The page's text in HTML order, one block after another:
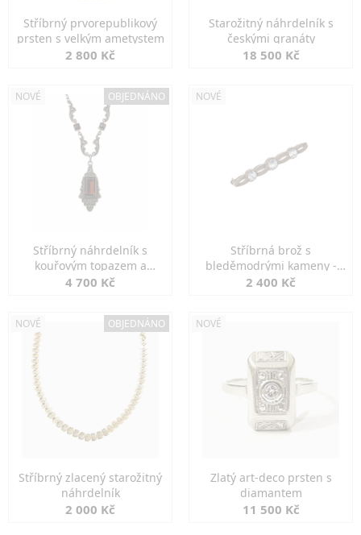
Stříbrný prvorepublikový
prsten s velkým ametystem
2 800 Kč
Starožitný náhrdelník s
českými granáty
18 500 Kč
NOVÉ OBJEDNÁNO
Stříbrný náhrdelník s
kouřovým topazem a
markazity
4 700 Kč
NOVÉ
Stříbrná brož s
bleděmodrými kameny -
jemná elegance
2 400 Kč
NOVÉ OBJEDNÁNO
Stříbrný zlacený starožitný
náhrdelník
2 000 Kč
NOVÉ
Zlatý art-deco prsten s
diamantem
11 500 Kč